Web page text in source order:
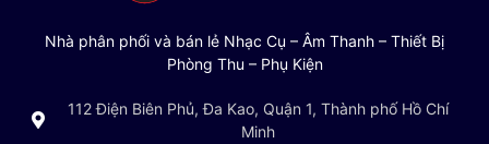
Nhà phân phối và bán lẻ Nhạc Cụ – Âm Thanh – Thiết Bị
Phòng Thu – Phụ Kiện
112 Điện Biên Phủ, Đa Kao, Quận 1, Thành phố Hồ Chí
Minh